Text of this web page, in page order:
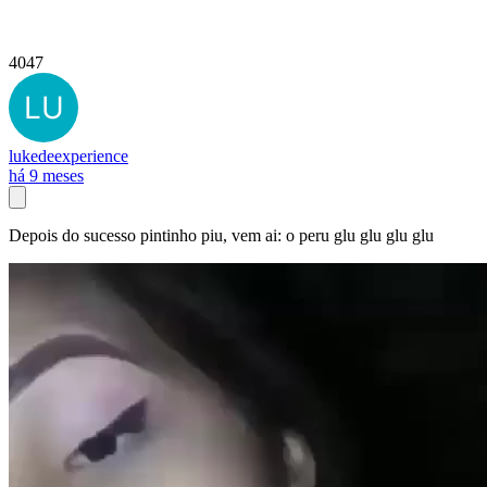
4047
lukedeexperience
há 9 meses
Depois do sucesso pintinho piu, vem ai: o peru glu glu glu glu